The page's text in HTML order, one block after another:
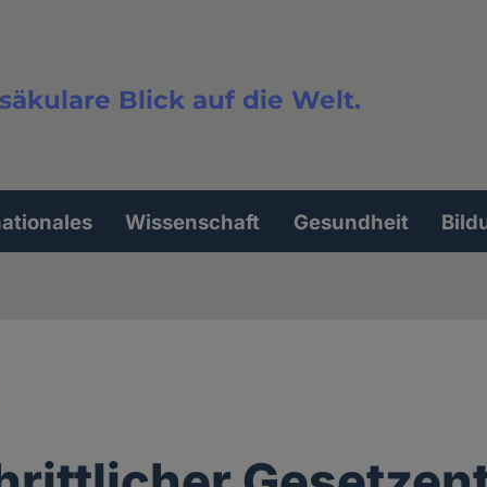
Blick auf die Welt.
Wissenschaft Gesundheit